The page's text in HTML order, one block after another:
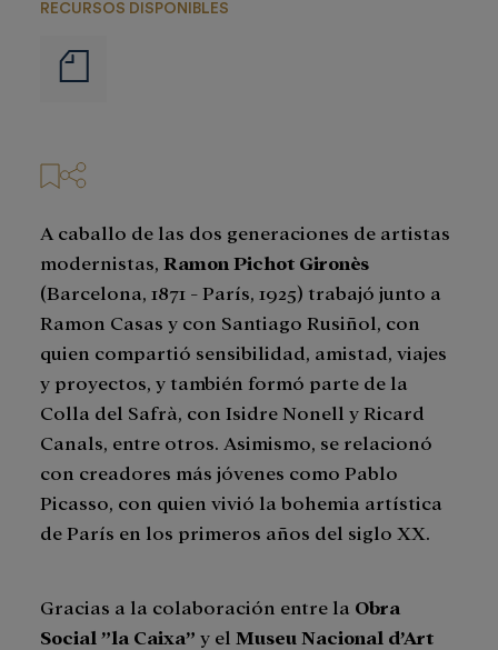
RECURSOS DISPONIBLES
de
A caballo de las dos generaciones de artistas
modernistas, Ramon Pichot Gironès
(Barcelona, 1871 - París, 1925) trabajó junto a
Ramon Casas y con Santiago Rusiñol, con
quien compartió sensibilidad, amistad, viajes
y proyectos, y también formó parte de la
Colla del Safrà, con Isidre Nonell y Ricard
Canals, entre otros. Asimismo, se relacionó
con creadores más jóvenes como Pablo
Picasso, con quien vivió la bohemia artística
de París en los primeros años del siglo XX.
Gracias a la colaboración entre la Obra
Social ”la Caixa” y el Museu Nacional d’Art